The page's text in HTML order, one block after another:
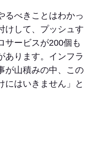
るべきことはわかっ
けして、プッシュす
サービスが200個も
あります。インフラ
が山積みの中、この
にはいきません」と